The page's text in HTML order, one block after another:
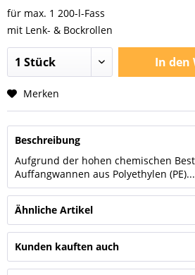
für max. 1 200-l-Fass
mit Lenk- & Bockrollen
In den
Merken
Beschreibung
Aufgrund der hohen chemischen
Auffangwannen aus Polyethylen (PE)...
Ähnliche Artikel
Kunden kauften auch